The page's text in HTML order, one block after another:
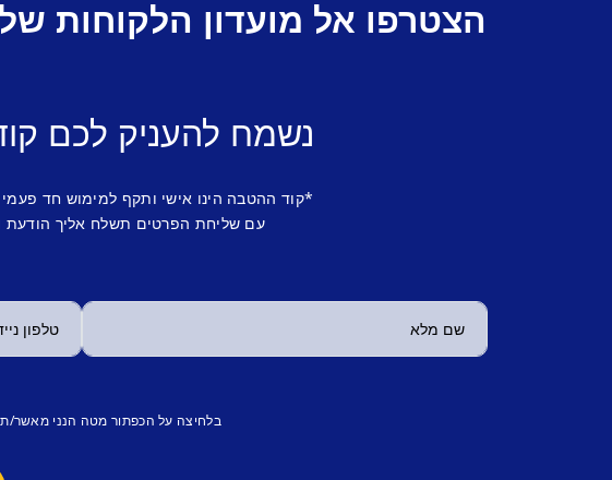
הצטרפו אל מועדון הלקוחות
נשמח להעניק לכם
*קוד ההטבה הינו אישי ותקף למימוש חד
עם שליחת הפרטים תשלח אליך הודעת
בלחיצה על הכפתור מטה הנני מאשר/